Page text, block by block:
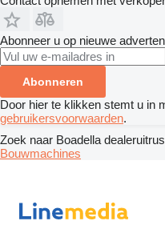
Abonneer u op nieuwe
Abonneren
Door hier te klikken stemt u in
gebruikersvoorwaarden.
Zoek naar Boadella
Bouwmachines